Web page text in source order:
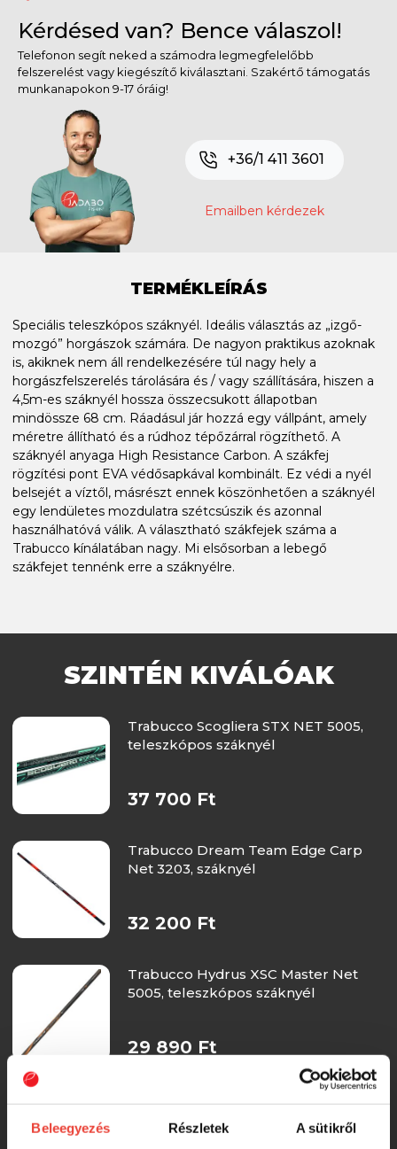
Beleegyezés Részletek A sütikről
Kérdésed van? Bence válaszol!
Telefonon segít neked a számodra legmegfelelőbb
felszerelést vagy kiegészítő kiválasztani. Szakértő támogatás
munkanapokon 9-17 óráig!
+36/1 411 3601
Emailben kérdezek
TERMÉKLEÍRÁS
Speciális teleszkópos száknyél. Ideális választás az „izgő-
mozgó” horgászok számára. De nagyon praktikus azoknak
is, akiknek nem áll rendelkezésére túl nagy hely a
horgászfelszerelés tárolására és / vagy szállítására, hiszen a
4,5m-es száknyél hossza összecsukott állapotban
mindössze 68 cm. Ráadásul jár hozzá egy vállpánt, amely
méretre állítható és a rúdhoz tépőzárral rögzíthető. A
száknyél anyaga High Resistance Carbon. A szákfej
rögzítési pont EVA védősapkával kombinált. Ez védi a nyél
belsejét a víztől, másrészt ennek köszönhetően a száknyél
egy lendületes mozdulatra szétcsúszik és azonnal
használhatóvá válik. A választható szákfejek száma a
Trabucco kínálatában nagy. Mi elsősorban a lebegő
szákfejet tennénk erre a száknyélre.
SZINTÉN KIVÁLÓAK
Trabucco Scogliera STX NET 5005,
teleszkópos száknyél
37 700 Ft
Trabucco Dream Team Edge Carp
Net 3203, száknyél
32 200 Ft
Trabucco Hydrus XSC Master Net
5005, teleszkópos száknyél
29 890 Ft